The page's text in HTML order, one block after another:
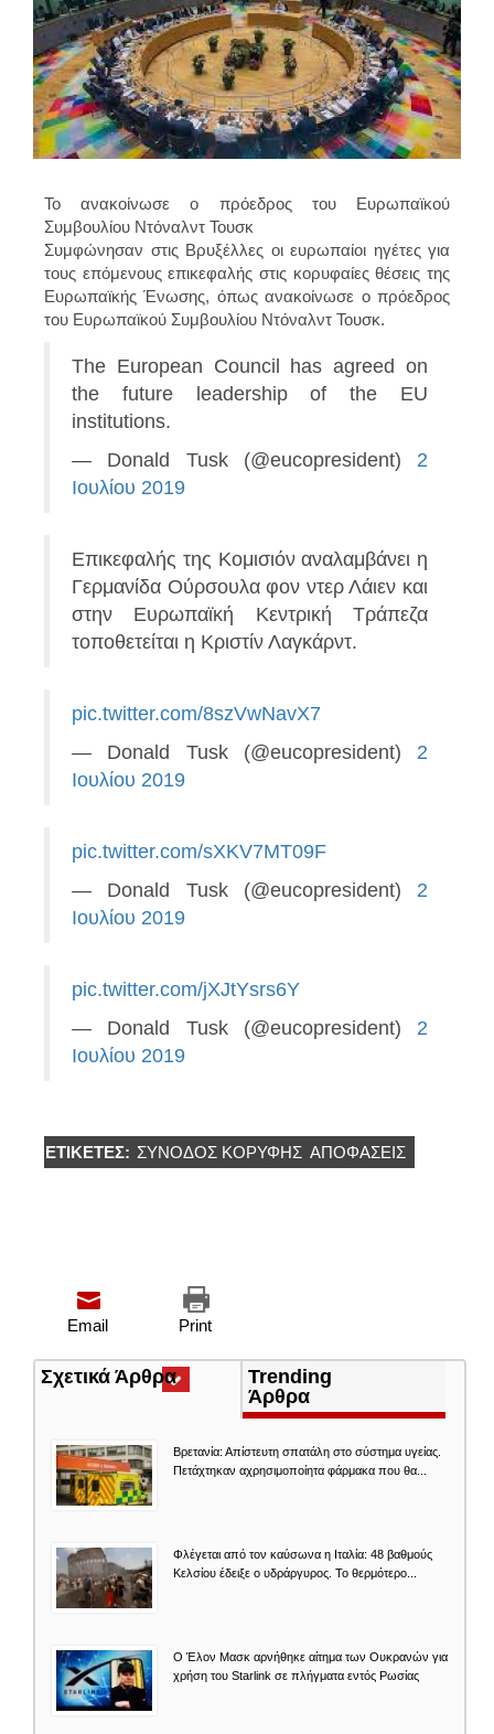
Το ανακοίνωσε ο πρόεδρος του Ευρωπαϊκού
Συμβουλίου Ντόναλντ Τουσκ
Συμφώνησαν στις Βρυξέλλες οι ευρωπαίοι ηγέτες για
τους επόμενους επικεφαλής στις κορυφαίες θέσεις της
Ευρωπαϊκής Ένωσης, όπως ανακοίνωσε ο πρόεδρος
του Ευρωπαϊκού Συμβουλίου Ντόναλντ Τουσκ.
The European Council has agreed on
the future leadership of the EU
institutions.
— Donald Tusk (@eucopresident) 2
Ιουλίου 2019
Επικεφαλής της Κομισιόν αναλαμβάνει η
Γερμανίδα Ούρσουλα φον ντερ Λάιεν και
στην Ευρωπαϊκή Κεντρική Τράπεζα
τοποθετείται η Κριστίν Λαγκάρντ.
pic.twitter.com/8szVwNavX7
— Donald Tusk (@eucopresident) 2
Ιουλίου 2019
pic.twitter.com/sXKV7MT09F
— Donald Tusk (@eucopresident) 2
Ιουλίου 2019
pic.twitter.com/jXJtYsrs6Y
— Donald Tusk (@eucopresident) 2
Ιουλίου 2019
ΕΤΙΚΈΤΕΣ: ΣΎΝΟΔΟΣ ΚΟΡΥΦΉΣ ΑΠΟΦΑΣΕΙΣ
Print
Email
Σχετικά Άρθρα(ενεργή
καρτέλα)
Trending
Άρθρα
Βρετανία: Απίστευτη σπατάλη στο σύστημα υγείας.
Πετάχτηκαν αχρησιμοποίητα φάρμακα που θα...
Φλέγεται από τον καύσωνα η Ιταλία: 48 βαθμούς
Κελσίου έδειξε ο υδράργυρος. Το θερμότερο...
O Έλον Mασκ αρνήθηκε αίτημα των Ουκρανών για
χρήση του Starlink σε πλήγματα εντός Ρωσίας